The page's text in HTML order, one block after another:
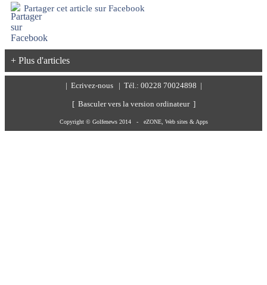
Partager cet article sur Facebook
+ Plus d'articles
Ecrivez-nous | Tél.: 00228 70024898 |
[ Basculer vers la version ordinateur ]
Copyright © Golfenews 2014 - eZONE, Web sites & Apps